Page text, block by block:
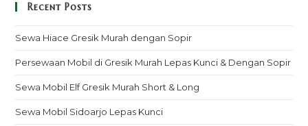
Recent Posts
Sewa Hiace Gresik Murah dengan Sopir
Persewaan Mobil di Gresik Murah Lepas Kunci & Dengan Sopir
Sewa Mobil Elf Gresik Murah Short & Long
Sewa Mobil Sidoarjo Lepas Kunci